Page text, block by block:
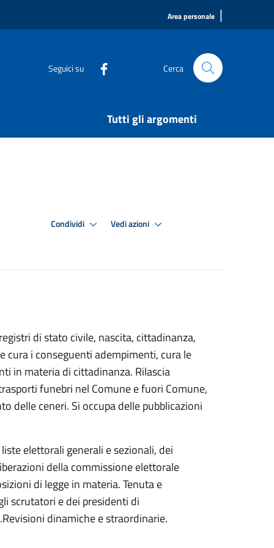
Area personale |
Seguici su Cerca
Tutti gli argomenti
Condividi Vedi azioni
di stato civile, nascita, cittadinanza,
i conseguenti adempimenti, cura le
in materia di cittadinanza. Rilascia
funebri nel Comune e fuori Comune,
delle ceneri. Si occupa delle pubblicazioni
elettorali generali e sezionali, dei
della commissione elettorale
di legge in materia. Tenuta e
scrutatori e dei presidenti di
dinamiche e straordinarie.